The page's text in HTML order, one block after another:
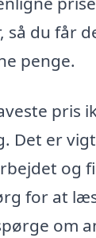
så du får
penge.
pris
Det er
og
for at
om